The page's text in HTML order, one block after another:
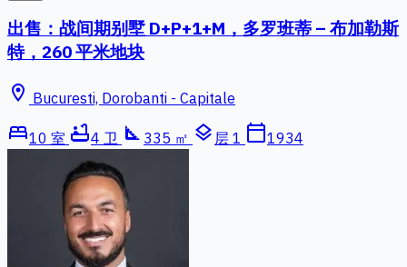
出售：战间期别墅 D+P+1+M，多罗班蒂 – 布加勒斯
特，260 平米地块
location_on Bucuresti, Dorobanti - Capitale
bed10 室 bathtub4 卫 square_foot 335 ㎡ layers 层 1 calendar_today1934